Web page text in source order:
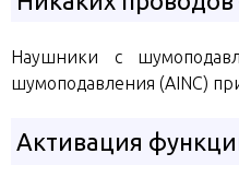
Наушники с
шумоподавления (AINC)
Активация